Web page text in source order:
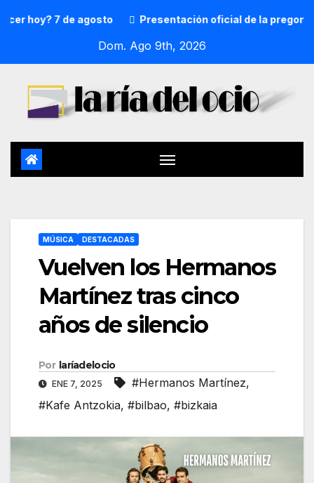
7 de agosto Presentación oficial de la pregonera y
Dom. Ago 9th, 2026
MÚSICA DESTACADAS
Vuelven los Hermanos
Martínez tras cinco
años de silencio
Por laríadelocio
ENE 7, 2025 #Hermanos Martínez,
#Kafe Antzokia, #bilbao, #bizkaia